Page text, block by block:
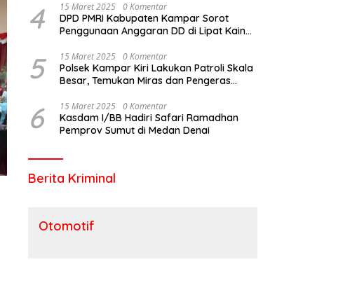
4 15 Maret 2025 0 Komentar
DPD PMRI Kabupaten Kampar Sorot
Penggunaan Anggaran DD di Lipat Kain
5 15 Maret 2025 0 Komentar
Polsek Kampar Kiri Lakukan Patroli Skala
Besar, Temukan Miras dan Pengeras
6 15 Maret 2025 0 Komentar
Kasdam I/BB Hadiri Safari Ramadhan
Pemprov Sumut di Medan Denai
Berita Kriminal
Otomotif